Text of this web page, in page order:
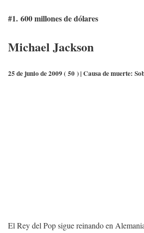
#1. 600 millones de dólares
Michael Jackson
25 de junio de 2009 ( 50 ) | Causa de muerte:
El Rey del Pop sigue reinando en